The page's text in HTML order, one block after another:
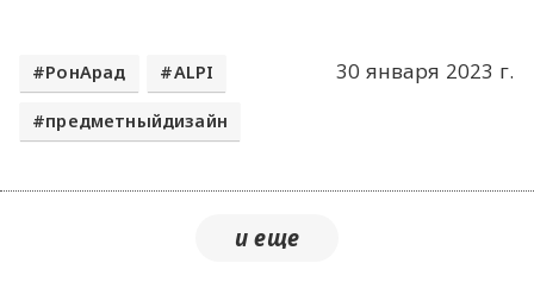
30 января 2023 г.
РонАрад ALPI
предметныйдизайн